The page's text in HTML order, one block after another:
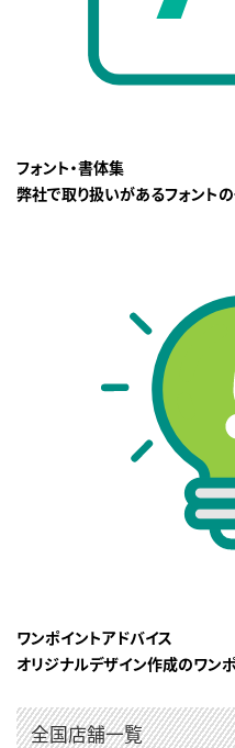
フォント・書体集
弊社で取り扱いがあるフォント
ワンポイントアドバイス
オリジナルデザイン作成のワン
全国店舗一覧